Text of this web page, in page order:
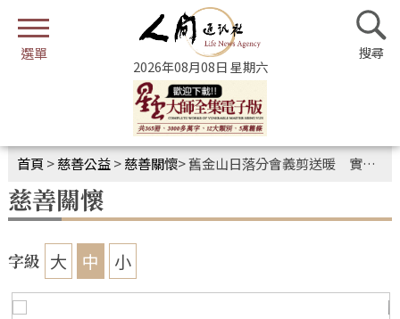
2026年08月08日 星期六
首頁 >慈善公益>慈善關懷>舊金山日落分會義剪送暖 實踐三好四給精神
慈善關懷
字級 大 中 小